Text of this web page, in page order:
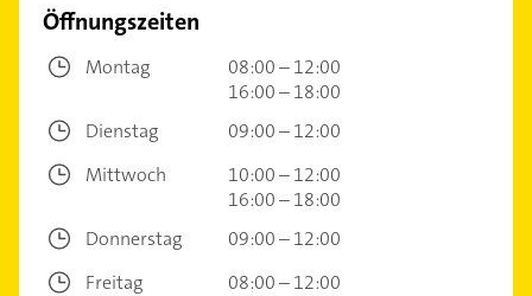
Öffnungszeiten
Montag
08:00 – 12:00
16:00 – 18:00
Dienstag
09:00 – 12:00
Mittwoch
10:00 – 12:00
16:00 – 18:00
Donnerstag
09:00 – 12:00
Freitag
08:00 – 12:00